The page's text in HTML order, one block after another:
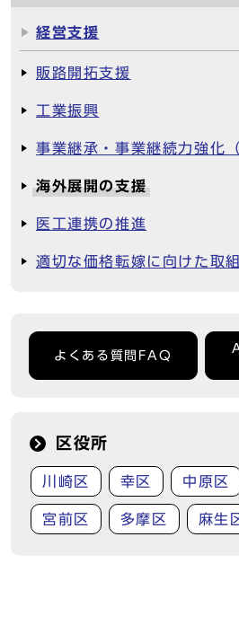
経営支援
販路開拓支援
工業振興
事業継承・事業継続力強化
海外展開の支援
医工連携の推進
適切な価格転嫁に向けた取
よくある質問FAQ
区役所
川崎区 幸区 中原区
宮前区 多摩区 麻生